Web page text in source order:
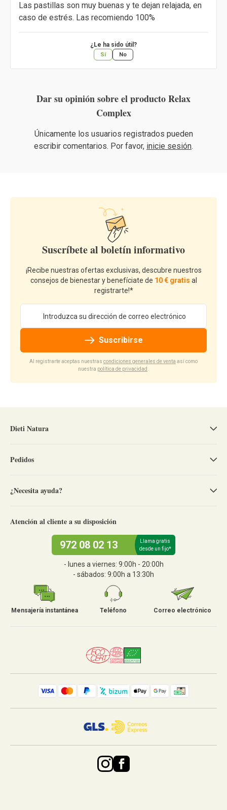
Las pastillas son muy buenas y te dejan relajada, en
caso de estrés. Las recomiendo 100%
¿Le ha sido útil?
Sí No
Dar su opinión sobre el producto Relax
Complex
Únicamente los usuarios registrados pueden
escribir comentarios. Por favor, inicie sesión.
Suscríbete al boletín informativo
¡Recibe nuestras ofertas exclusivas, descubre nuestros
consejos de bienestar y benefíciate de 10 € gratis al
registrarte!*
Suscribirse
Al registrarte aceptas nuestras condiciones generales de venta así como
nuestra política de privacidad .
Dieti Natura
Pedidos
¿Necesita ayuda?
Atención al cliente a su disposición
972 08 02 13
Llama gratis
desde un fijo*
- lunes a viernes: 9:00h - 20:00h
- sábados: 9:00h a 13:30h
Mensajería instantánea Teléfono Correo electrónico